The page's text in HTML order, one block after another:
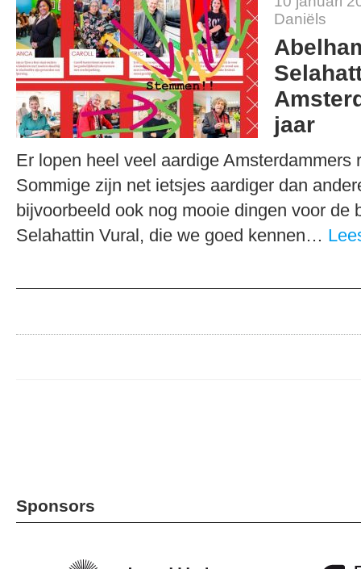
Daniëls
jaar
Er lopen heel veel aardige Amsterdammers
Sommige zijn net ietsjes aardiger dan
bijvoorbeeld ook nog mooie dingen voor de
Selahattin Vural, die we goed kennen…
Sponsors